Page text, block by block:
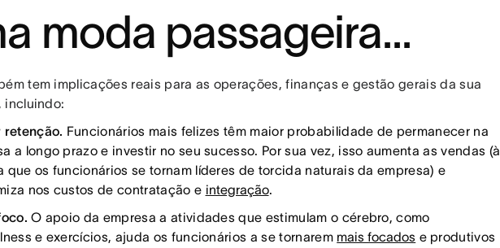
moda passageira...
tem implicações reais para as operações, finanças e gestão gerais da sua
incluindo:
retenção. Funcionários mais felizes têm maior probabilidade de permanecer na
a longo prazo e investir no seu sucesso. Por sua vez, isso aumenta as vendas (à
que os funcionários se tornam líderes de torcida naturais da empresa) e
nos custos de contratação e integração.
O apoio da empresa a atividades que estimulam o cérebro, como
e exercícios, ajuda os funcionários a se tornarem mais focados e produtivos